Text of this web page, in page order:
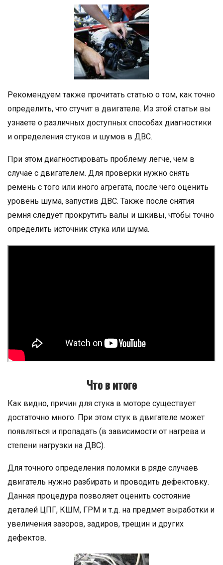
Рекомендуем также прочитать статью о том, как точно
определить, что стучит в двигателе. Из этой статьи вы
узнаете о различных доступных способах диагностики
и определения стуков и шумов в ДВС.
При этом диагностировать проблему легче, чем в
случае с двигателем. Для проверки нужно снять
ремень с того или иного агрегата, после чего оценить
уровень шума, запустив ДВС. Также после снятия
ремня следует прокрутить валы и шкивы, чтобы точно
определить источник стука или шума.
Что в итоге
Как видно, причин для стука в моторе существует
достаточно много. При этом стук в двигателе может
появляться и пропадать (в зависимости от нагрева и
степени нагрузки на ДВС).
Для точного определения поломки в ряде случаев
двигатель нужно разбирать и проводить дефектовку.
Данная процедура позволяет оценить состояние
деталей ЦПГ, КШМ, ГРМ и т.д. на предмет выработки и
увеличения зазоров, задиров, трещин и других
дефектов.